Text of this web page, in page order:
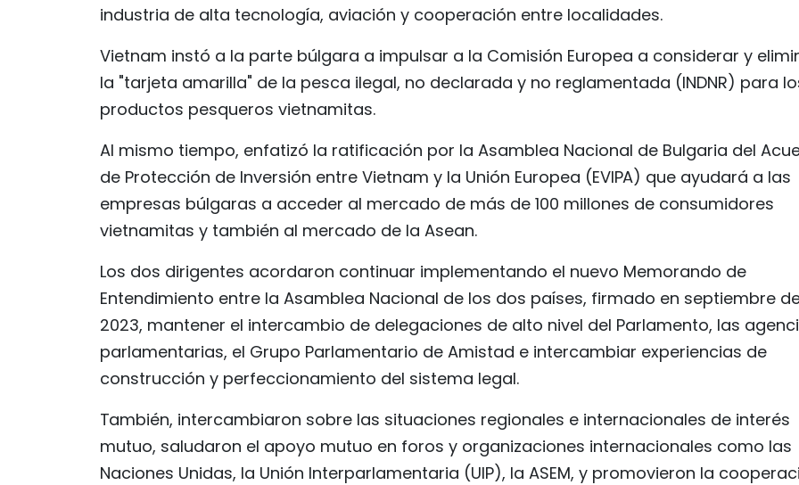
industria de alta tecnología, aviación y cooperación entre localidades.
Vietnam instó a la parte búlgara a impulsar a la Comisión Europea a considerar y
la "tarjeta amarilla" de la pesca ilegal, no declarada y no reglamentada (INDNR) para
productos pesqueros vietnamitas.
Al mismo tiempo, enfatizó la ratificación por la Asamblea Nacional de Bulgaria del
de Protección de Inversión entre Vietnam y la Unión Europea (EVIPA) que ayudará a las
empresas búlgaras a acceder al mercado de más de 100 millones de consumidores
vietnamitas y también al mercado de la Asean.
Los dos dirigentes acordaron continuar implementando el nuevo Memorando de
Entendimiento entre la Asamblea Nacional de los dos países, firmado en septiembre
2023, mantener el intercambio de delegaciones de alto nivel del Parlamento, las
parlamentarias, el Grupo Parlamentario de Amistad e intercambiar experiencias de
construcción y perfeccionamiento del sistema legal.
También, intercambiaron sobre las situaciones regionales e internacionales de interés
mutuo, saludaron el apoyo mutuo en foros y organizaciones internacionales como las
Naciones Unidas, la Unión Interparlamentaria (UIP), la ASEM, y promovieron la